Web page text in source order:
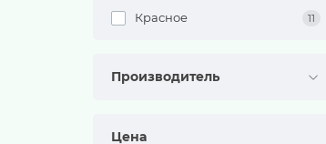
Красное 11
Производитель
Цена